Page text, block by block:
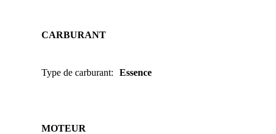
CARBURANT
Type de carburant: Essence
MOTEUR